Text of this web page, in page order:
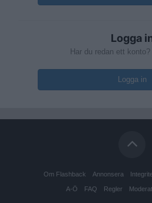
Logga
Har du redan ett
Logga in
Om Flashback Annonsera
A-Ö FAQ Regler